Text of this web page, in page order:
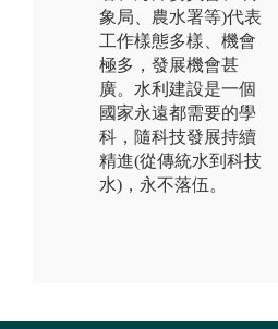
象局、農水署等)代表
工作樣態多樣、機會
極多，發展機會甚
廣。水利建設是一個
國家永遠都需要的學
科，隨科技發展持續
精進(從傳統水到科技
水)，永不落伍。